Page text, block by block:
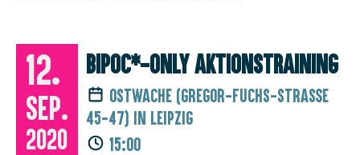
12.
Sep.
2020
BIPoC*-only Aktionstraining
Ostwache (Gregor-Fuchs-Straße
45-47) in Leipzig
15:00